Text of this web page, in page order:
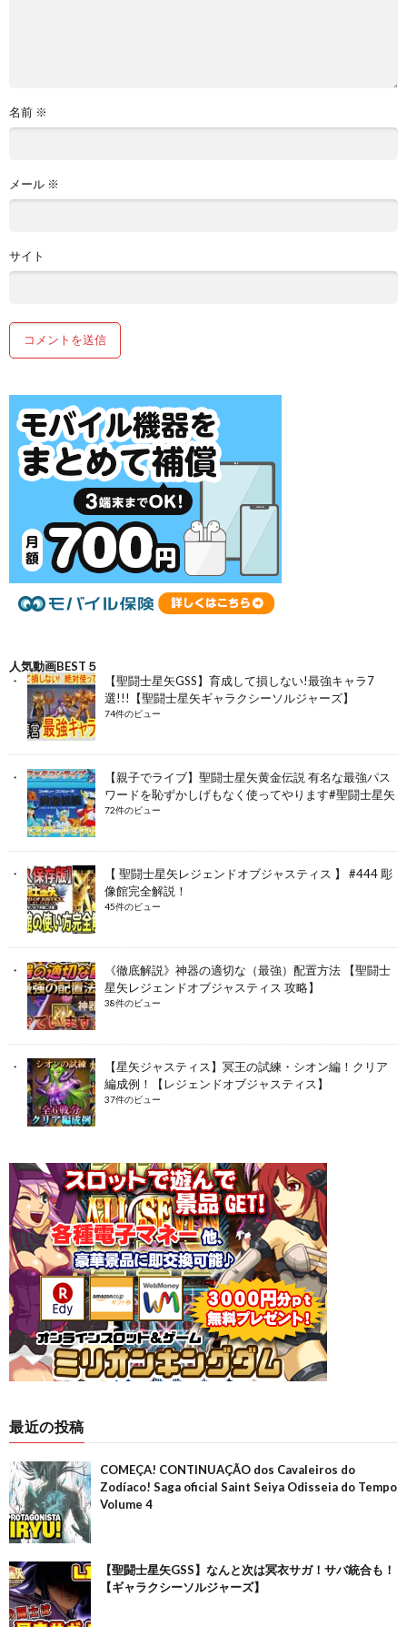
名前 ※
メール ※
サイト
人気動画BEST５
【聖闘士星矢GSS】育成して損しない!最強キャラ7
選!!!【聖闘士星矢ギャラクシーソルジャーズ】
74件のビュー
【親子でライブ】聖闘士星矢黄金伝説 有名な最強パス
ワードを恥ずかしげもなく使ってやります#聖闘士星矢
72件のビュー
【 聖闘士星矢レジェンドオブジャスティス 】 #444 彫
像館完全解説！
45件のビュー
《徹底解説》神器の適切な（最強）配置方法 【聖闘士
星矢レジェンドオブジャスティス 攻略】
38件のビュー
【星矢ジャスティス】冥王の試練・シオン編！クリア
編成例！【レジェンドオブジャスティス】
37件のビュー
最近の投稿
COMEÇA! CONTINUAÇÃO dos Cavaleiros do
Zodíaco! Saga oficial Saint Seiya Odisseia do Tempo
Volume 4
【聖闘士星矢GSS】なんと次は冥衣サガ！サバ統合も！
【ギャラクシーソルジャーズ】